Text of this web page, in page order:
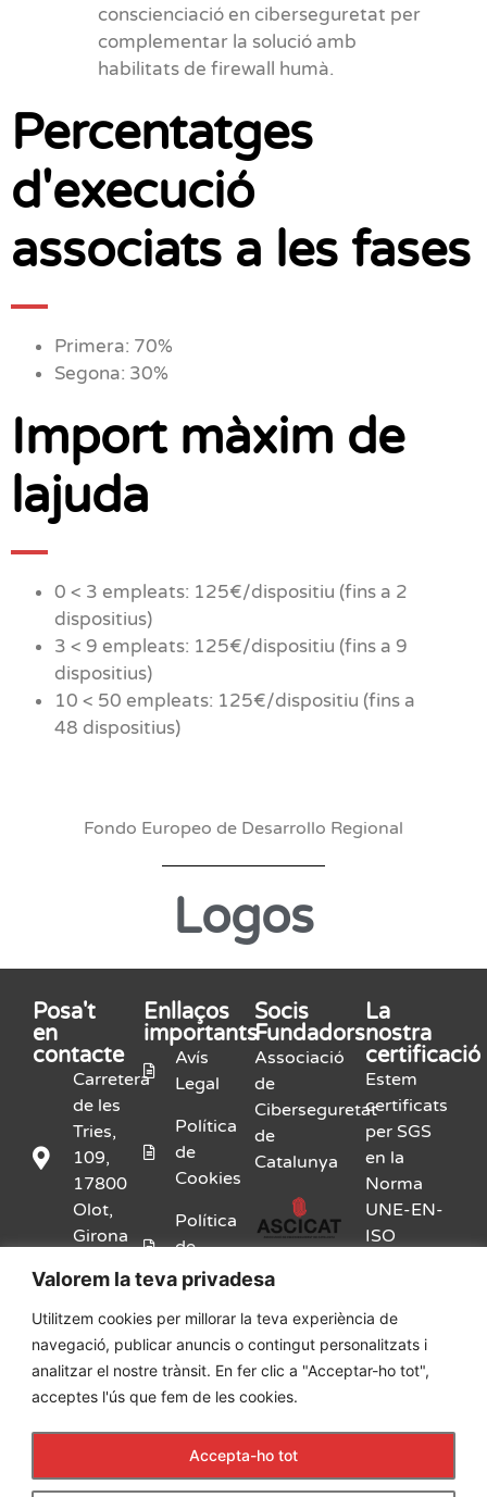
Valorem la teva privadesa
Utilitzem cookies per millorar la teva experiència de
navegació, publicar anuncis o contingut personalitzats i
analitzar el nostre trànsit. En fer clic a "Acceptar-ho tot",
acceptes l'ús que fem de les cookies.
Accepta-ho tot
conscienciació en ciberseguretat per
complementar la solució amb
habilitats de firewall humà.
Percentatges
d'execució
associats a les fases
Primera: 70%
Segona: 30%
Import màxim de
lajuda
0 < 3 empleats: 125€/dispositiu (fins a 2
dispositius)
3 < 9 empleats: 125€/dispositiu (fins a 9
dispositius)
10 < 50 empleats: 125€/dispositiu (fins a
48 dispositius)
Fondo Europeo de Desarrollo Regional
Logos
Posa't
en
contacte
Carretera
de les
Tries,
109,
17800
Olot,
Girona
972
46
info@adssl.com
Enllaços
importants
Avís
Legal
Política
de
Cookies
Política
de
Privacitat
Kit
Digital
Canal
Socis
Fundadors
Associació
de
Ciberseguretat
de
Catalunya
La
nostra
certificació
Estem
certificats
per SGS
en la
Norma
UNE-EN-
ISO